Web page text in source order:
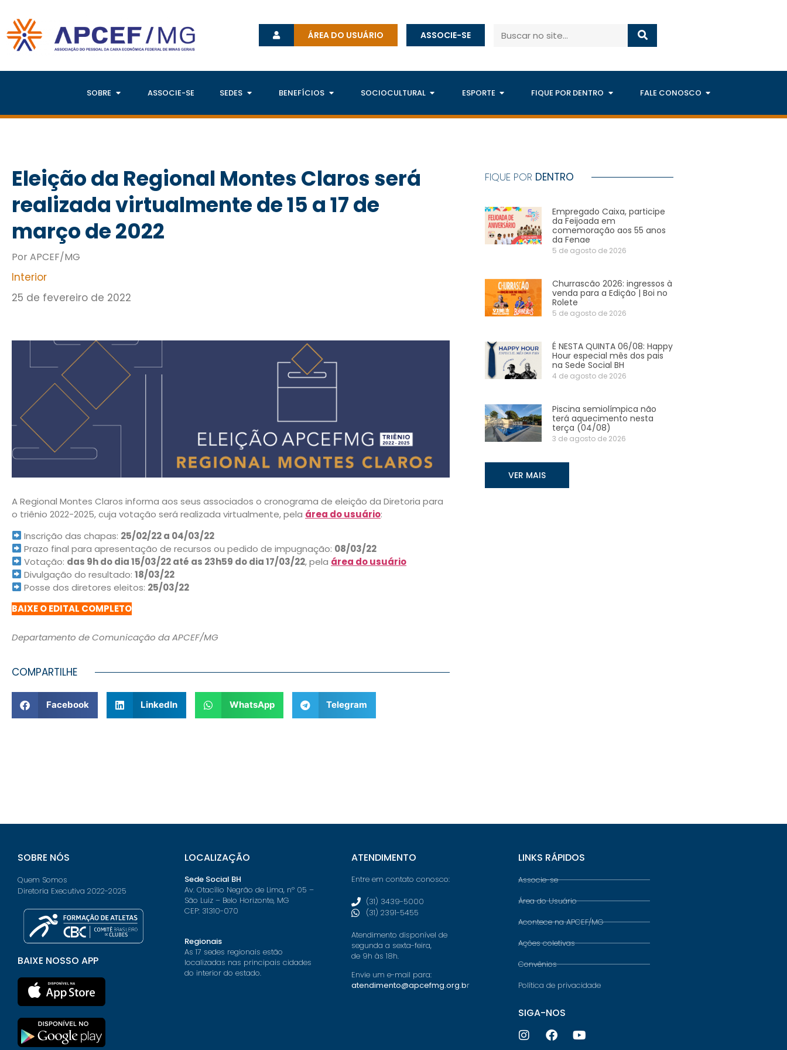
ÁREA DO USUÁRIO ASSOCIE-SE
SOBRE ASSOCIE-SE SEDES BENEFÍCIOS SOCIOCULTURAL ESPORTE FIQUE POR DENTRO FALE CONOSCO
Eleição da Regional Montes Claros será
realizada virtualmente de 15 a 17 de
março de 2022
Por APCEF/MG
Interior
25 de fevereiro de 2022
A Regional Montes Claros informa aos seus associados o cronograma de eleição da Diretoria para
o triênio 2022-2025, cuja votação será realizada virtualmente, pela área do usuário:
Inscrição das chapas: 25/02/22 a 04/03/22
Prazo final para apresentação de recursos ou pedido de impugnação: 08/03/22
Votação: das 9h do dia 15/03/22 até as 23h59 do dia 17/03/22, pela área do usuário
Divulgação do resultado:18/03/22
Posse dos diretores eleitos: 25/03/22
BAIXE O EDITAL COMPLETO
Departamento de Comunicação da APCEF/MG
COMPARTILHE
Facebook LinkedIn WhatsApp Telegram
FIQUE POR DENTRO
Empregado Caixa, participe
da Feijoada em
comemoração aos 55 anos
da Fenae
5 de agosto de 2026
Churrascão 2026: ingressos à
venda para a Edição | Boi no
Rolete
5 de agosto de 2026
É NESTA QUINTA 06/08: Happy
Hour especial mês dos pais
na Sede Social BH
4 de agosto de 2026
Piscina semiolímpica não
terá aquecimento nesta
terça (04/08)
3 de agosto de 2026
VER MAIS
SOBRE NÓS
Quem Somos
Diretoria Executiva 2022-2025
BAIXE NOSSO APP
LOCALIZAÇÃO
Sede Social BH
Av. Otacílio Negrão de Lima, nº 05 –
São Luiz – Belo Horizonte, MG
CEP: 31310-070
Regionais
As 17 sedes regionais estão
localizadas nas principais cidades
do interior do estado.
ATENDIMENTO
Entre em contato conosco:
(31) 3439-5000
(31) 2391-5455
Atendimento disponível de
segunda a sexta-feira,
de 9h às 18h.
Envie um e-mail para:
atendimento@apcefmg.org.br
LINKS RÁPIDOS
Associe-se
Área do Usuário
Acontece na APCEF/MG
Ações coletivas
Convênios
Política de privacidade
SIGA-NOS